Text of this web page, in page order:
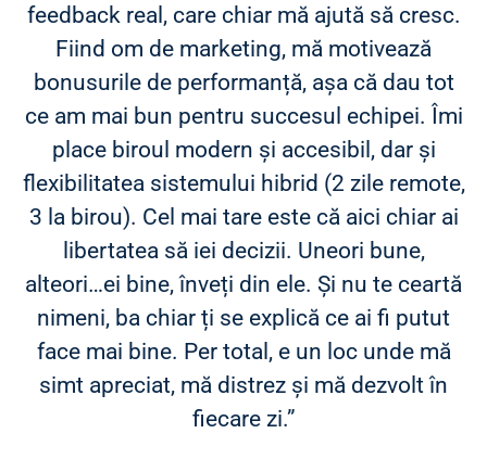
feedback real, care chiar mă ajută să cresc.
Fiind om de marketing, mă motivează
bonusurile de performanță, așa că dau tot
ce am mai bun pentru succesul echipei. Îmi
place biroul modern și accesibil, dar și
flexibilitatea sistemului hibrid (2 zile remote,
3 la birou). Cel mai tare este că aici chiar ai
libertatea să iei decizii. Uneori bune,
alteori…ei bine, înveți din ele. Și nu te ceartă
nimeni, ba chiar ți se explică ce ai fi putut
face mai bine. Per total, e un loc unde mă
simt apreciat, mă distrez și mă dezvolt în
fiecare zi.”